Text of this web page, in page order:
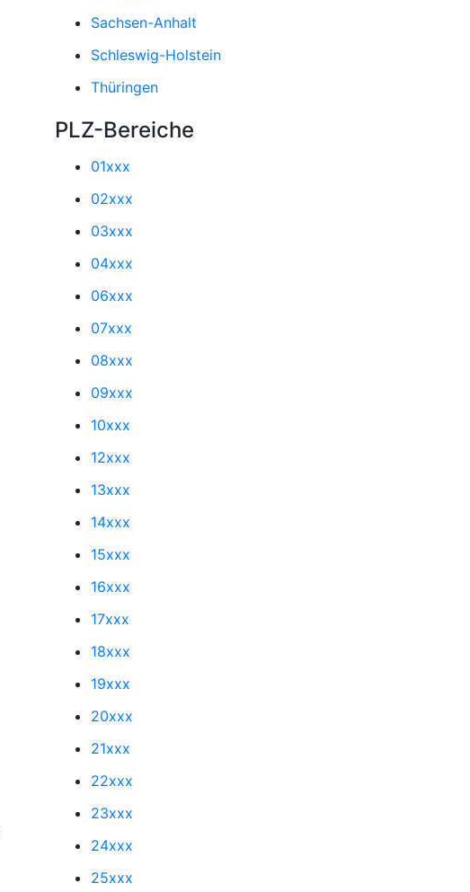
Sachsen-Anhalt
Schleswig-Holstein
Thüringen
PLZ-Bereiche
01xxx
02xxx
03xxx
04xxx
06xxx
07xxx
08xxx
09xxx
10xxx
12xxx
13xxx
14xxx
15xxx
16xxx
17xxx
18xxx
19xxx
20xxx
21xxx
22xxx
23xxx
24xxx
25xxx